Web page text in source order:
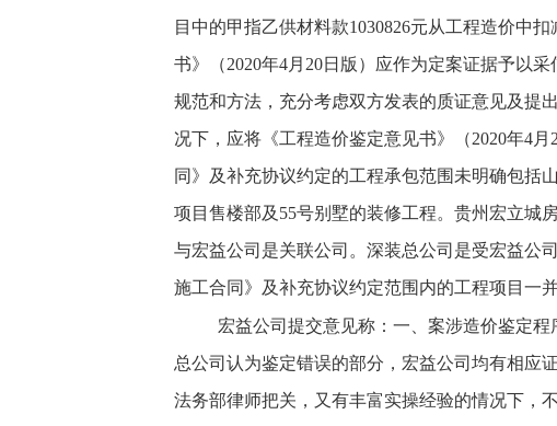
目中的甲指乙供材料款1030826元从工程造价中
书》（2020年4月20日版）应作为定案证据予以
规范和方法，充分考虑双方发表的质证意见及提
况下，应将《工程造价鉴定意见书》（2020年4
同》及补充协议约定的工程承包范围未明确包括
项目售楼部及55号别墅的装修工程。贵州宏立城
与宏益公司是关联公司。深装总公司是受宏益公
施工合同》及补充协议约定范围内的工程项目一并
宏益公司提交意见称：一、案涉造价鉴定
总公司认为鉴定错误的部分，宏益公司均有相应
法务部律师把关，又有丰富实操经验的情况下，